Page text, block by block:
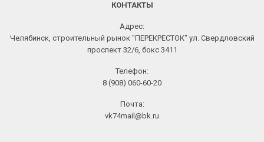
КОНТАКТЫ
Адрес:
Челябинск, строительный рынок "ПЕРЕКРЕСТОК" ул. Свердловский
проспект 32/6, бокс 3411
Телефон:
8 (908) 060-60-20
Почта:
vk74mail@bk.ru